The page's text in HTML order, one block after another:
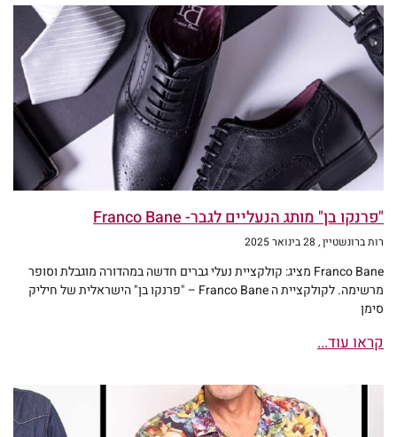
"פרנקו בן" מותג הנעליים לגבר- Franco Bane
רות ברונשטיין 28 בינואר 2025
Franco Bane מציג: קולקציית נעלי גברים חדשה במהדורה מוגבלת וסופר
מרשימה. לקולקציית ה Franco Bane – "פרנקו בן" הישראלית של חיליק
סימן
קראו עוד...